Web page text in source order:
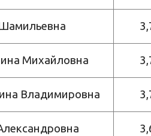
Михайловна
Владимировна